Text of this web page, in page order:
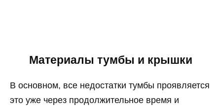
Материалы тумбы и крышки
В основном, все недостатки тумбы проявляется
это уже через продолжительное время и